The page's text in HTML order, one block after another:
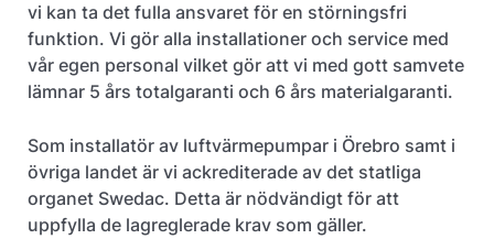
vi kan ta det fulla ansvaret för en störningsfri
funktion. Vi gör alla installationer och service med
vår egen personal vilket gör att vi med gott samvete
lämnar 5 års totalgaranti och 6 års materialgaranti.
Som installatör av luftvärmepumpar i Örebro samt i
övriga landet är vi ackrediterade av det statliga
organet Swedac. Detta är nödvändigt för att
uppfylla de lagreglerade krav som gäller.